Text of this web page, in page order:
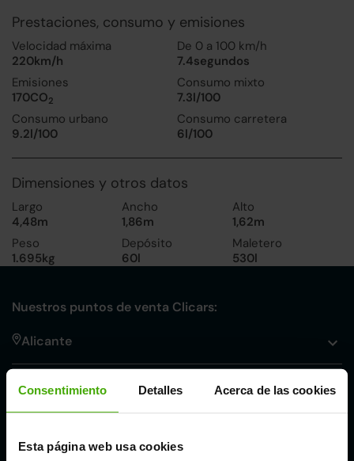
Consentimiento Detalles Acerca de las cookies
Esta página web usa cookies
Prestaciones, consumo y emisiones
Velocidad máxima
220km/h
De 0 a 100 km/h
7.4segundos
Emisiones
170CO2
Consumo mixto
7.3l/100
Consumo urbano
9.2l/100
Consumo carretera
6l/100
Dimensiones y otros datos
Largo
4,48m
Ancho
1,86m
Alto
1,62m
Peso
1.695kg
Depósito
60l
Maletero
530l
Nuestros puntos de venta Clicars:
Alicante
Córdoba
Madrid